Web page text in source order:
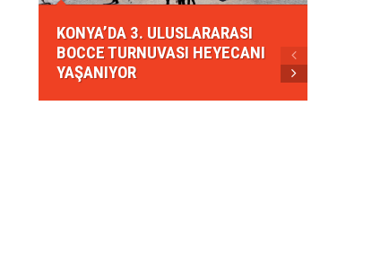
KONYA’DA 3. ULUSLARARASI
BOCCE TURNUVASI HEYECANI
YAŞANIYOR